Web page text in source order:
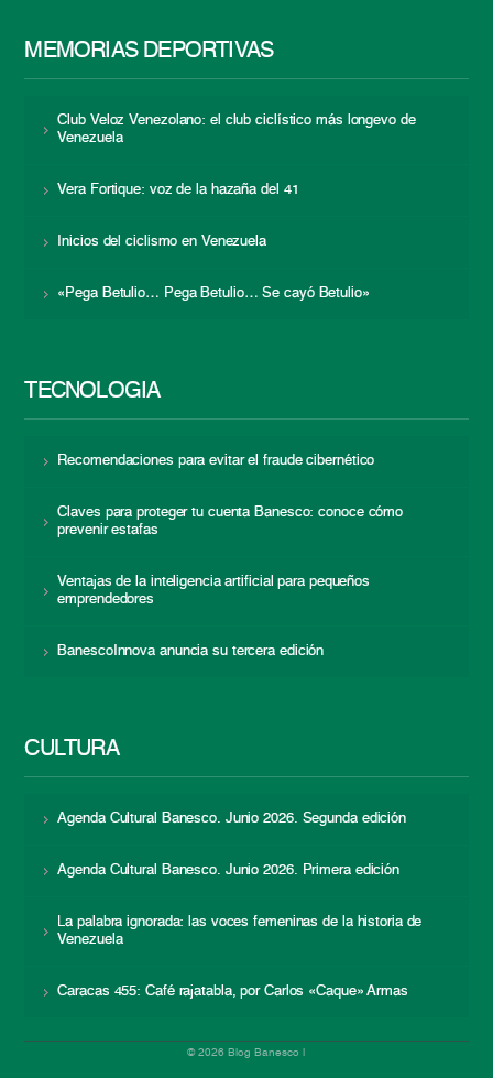
MEMORIAS DEPORTIVAS
Club Veloz Venezolano: el club ciclístico más longevo de
Venezuela
Vera Fortique: voz de la hazaña del 41
Inicios del ciclismo en Venezuela
«Pega Betulio… Pega Betulio… Se cayó Betulio»
TECNOLOGÍA
Recomendaciones para evitar el fraude cibernético
Claves para proteger tu cuenta Banesco: conoce cómo
prevenir estafas
Ventajas de la inteligencia artificial para pequeños
emprendedores
BanescoInnova anuncia su tercera edición
CULTURA
Agenda Cultural Banesco. Junio 2026. Segunda edición
Agenda Cultural Banesco. Junio 2026. Primera edición
La palabra ignorada: las voces femeninas de la historia de
Venezuela
Caracas 455: Café rajatabla, por Carlos «Caque» Armas
© 2026 Blog Banesco |